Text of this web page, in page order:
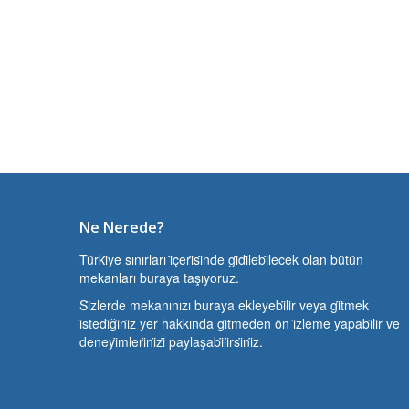
Ne Nerede?
Türki̇ye sınırları i̇çeri̇si̇nde gi̇di̇lebi̇lecek olan bütün
mekanları buraya taşıyoruz.
Si̇zlerde mekanınızı buraya ekleyebi̇li̇r veya gi̇tmek
i̇stedi̇ği̇ni̇z yer hakkında gi̇tmeden ön i̇zleme yapabi̇li̇r ve
deneyi̇mleri̇ni̇zi̇ paylaşabi̇li̇rsi̇ni̇z.